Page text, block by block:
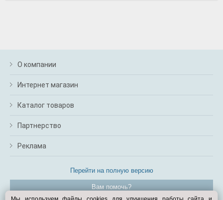
О компании
Интернет магазин
Каталог товаров
Партнерство
Реклама
Перейти на полную версию
Вам помочь?